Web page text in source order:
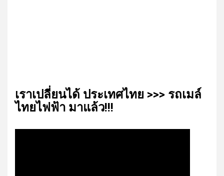
เรา​เปลี่ยน​ได้​ ประเทศ​ไทย​ >>> รถเมล์​
ไทย​ไฟฟ้า​ มาแล้ว!!!